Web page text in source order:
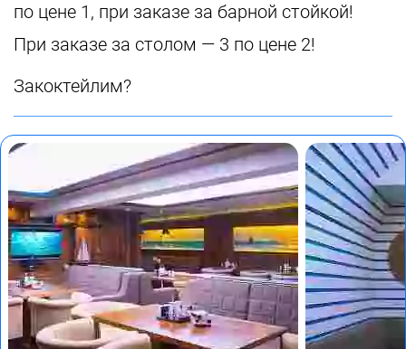
по цене 1, при заказе за барной стойкой!
При заказе за столом — 3 по цене 2!
Закоктейлим?